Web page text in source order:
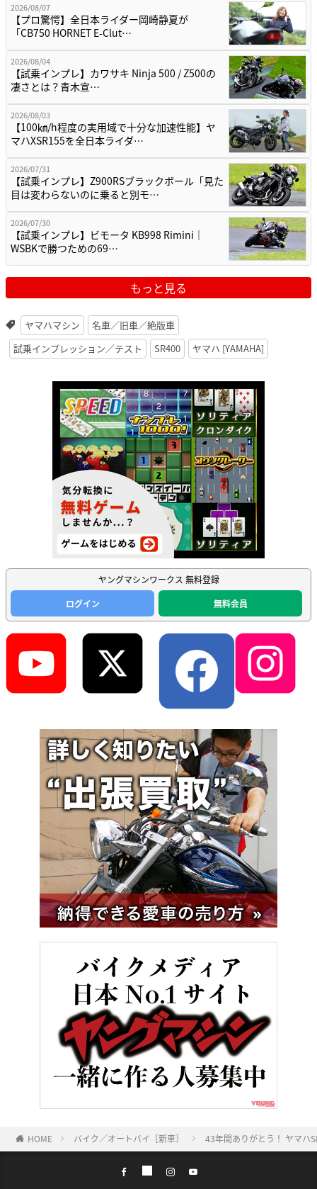
2026/08/07
【プロ驚愕】全日本ライダー岡崎静夏が
「CB750 HORNET E-Clut…
2026/08/04
【試乗インプレ】カワサキ Ninja 500 / Z500の
凄さとは？青木宣…
2026/08/03
【100㎞/h程度の実用域で十分な加速性能】ヤ
マハXSR155を全日本ライダ…
2026/07/31
【試乗インプレ】Z900RSブラックボール「見た
目は変わらないのに乗ると別モ…
2026/07/30
【試乗インプレ】ビモータ KB998 Rimini｜
WSBKで勝つための69…
もっと見る
ヤマハマシン
名車／旧車／絶版車
試乗インプレッション／テスト
SR400 ヤマハ [YAMAHA]
ヤングマシンワークス 無料登録
ログイン
無料会員
HOME バイク／オートバイ［新車］ 43年間ありがとう！ ヤマハ